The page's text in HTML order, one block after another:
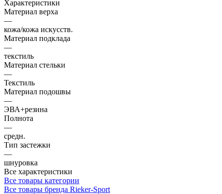
Характеристики
Материал верха
—
кожа/кожа искусств.
Материал подклада
—
текстиль
Материал стельки
—
Текстиль
Материал подошвы
—
ЭВА+резина
Полнота
—
средн.
Тип застежки
—
шнуровка
Все характеристики
Все товары категории
Все товары бренда Rieker-Sport